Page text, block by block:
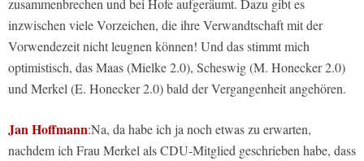
zusammenbrechen und bei Hofe aufgeräumt. Dazu gibt es
inzwischen viele Vorzeichen, die ihre Verwandtschaft mit der
Vorwendezeit nicht leugnen können! Und das stimmt mich
optimistisch, das Maas (Mielke 2.0), Scheswig (M. Honecker 2.0)
und Merkel (E. Honecker 2.0) bald der Vergangenheit angehören.
Jan Hoffmann:Na, da habe ich ja noch etwas zu erwarten,
nachdem ich Frau Merkel als CDU-Mitglied geschrieben habe, dass